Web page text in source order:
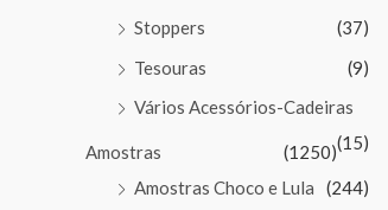
Stoppers
(37)
Tesouras
(9)
Vários Acessórios-Cadeiras
(15)
Amostras
(1250)
Amostras Choco e Lula
(244)